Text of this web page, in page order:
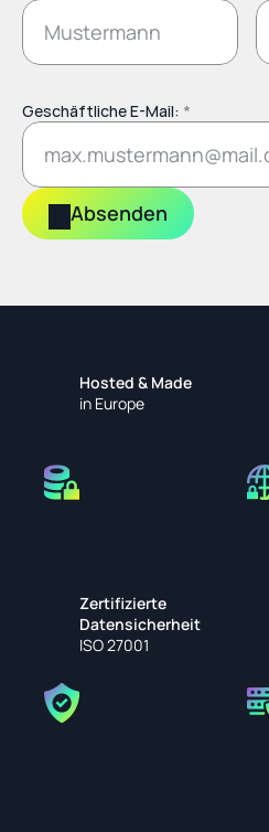
Geschäftliche E-Mail: *
Absenden
Hosted & Made
in Europe
Zertifizierte
Datensicherheit
ISO 27001